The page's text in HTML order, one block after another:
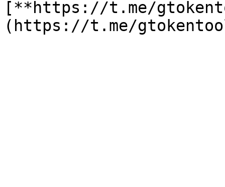
[**https://t.me/